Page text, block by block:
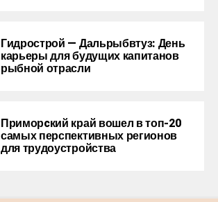
Гидрострой — Дальрыбвтуз: День
карьеры для будущих капитанов
рыбной отрасли
Приморcкий край вошел в топ-20
самых перспективных регионов
для трудоустройства